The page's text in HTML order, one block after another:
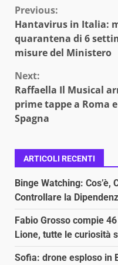
Continue
Reading
Previous:
Hantavirus in Italia:
quarantena di 6
misure del Ministero
Next:
Raffaella Il Musical
prime tappe a Roma
Spagna
ARTICOLI RECENTI
Binge Watching: Cos’è,
Controllare la
Fabio Grosso compie
Lione, tutte le curiosità
Sofia: drone esploso in